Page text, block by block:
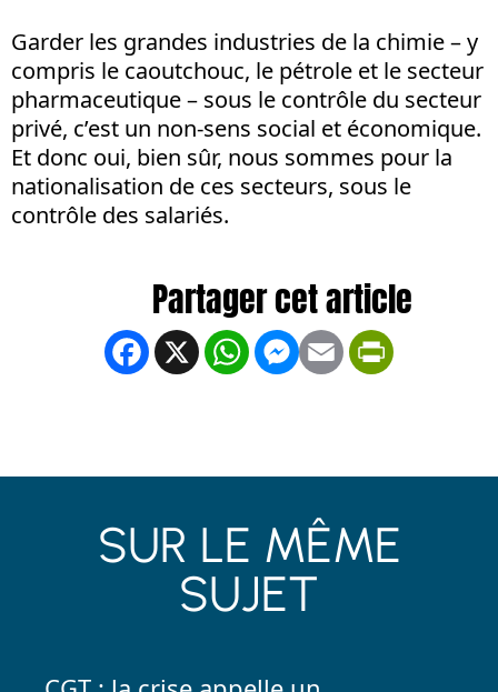
Garder les grandes industries de la chimie – y
compris le caoutchouc, le pétrole et le secteur
pharmaceutique – sous le contrôle du secteur
privé, c’est un non-sens social et économique.
Et donc oui, bien sûr, nous sommes pour la
nationalisation de ces secteurs, sous le
contrôle des salariés.
Facebook
X WhatsApp
Messenger
Email
SUR LE MÊME
SUJET